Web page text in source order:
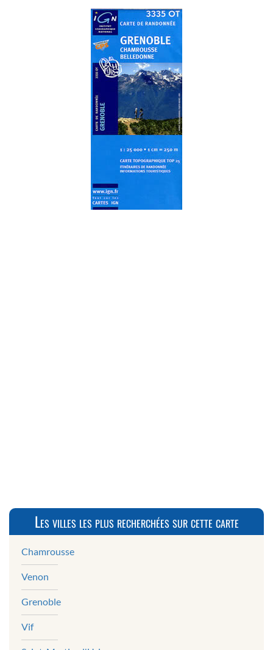
Les villes les plus recherchées sur cette carte
Chamrousse
Venon
Grenoble
Vif